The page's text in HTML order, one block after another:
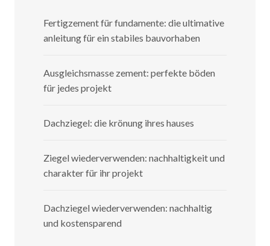
Fertigzement für fundamente: die ultimative
anleitung für ein stabiles bauvorhaben
Ausgleichsmasse zement: perfekte böden
für jedes projekt
Dachziegel: die krönung ihres hauses
Ziegel wiederverwenden: nachhaltigkeit und
charakter für ihr projekt
Dachziegel wiederverwenden: nachhaltig
und kostensparend